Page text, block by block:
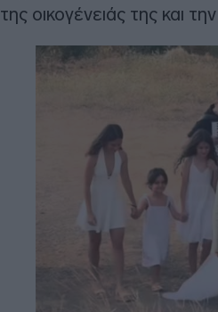
της οικογένειάς της και